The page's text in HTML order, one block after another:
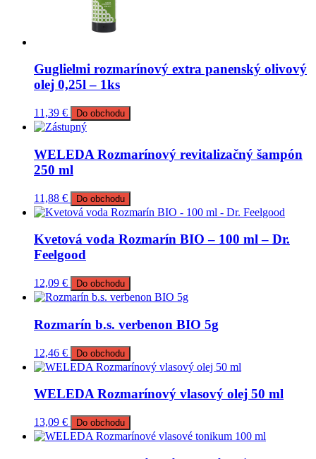
Guglielmi rozmarínový extra panenský olivový
olej 0,25l – 1ks
11,39 € Do obchodu
WELEDA Rozmarínový revitalizačný šampón
250 ml
11,88 € Do obchodu
Kvetová voda Rozmarín BIO – 100 ml – Dr.
Feelgood
12,09 € Do obchodu
Rozmarín b.s. verbenon BIO 5g
12,46 € Do obchodu
WELEDA Rozmarínový vlasový olej 50 ml
13,09 € Do obchodu